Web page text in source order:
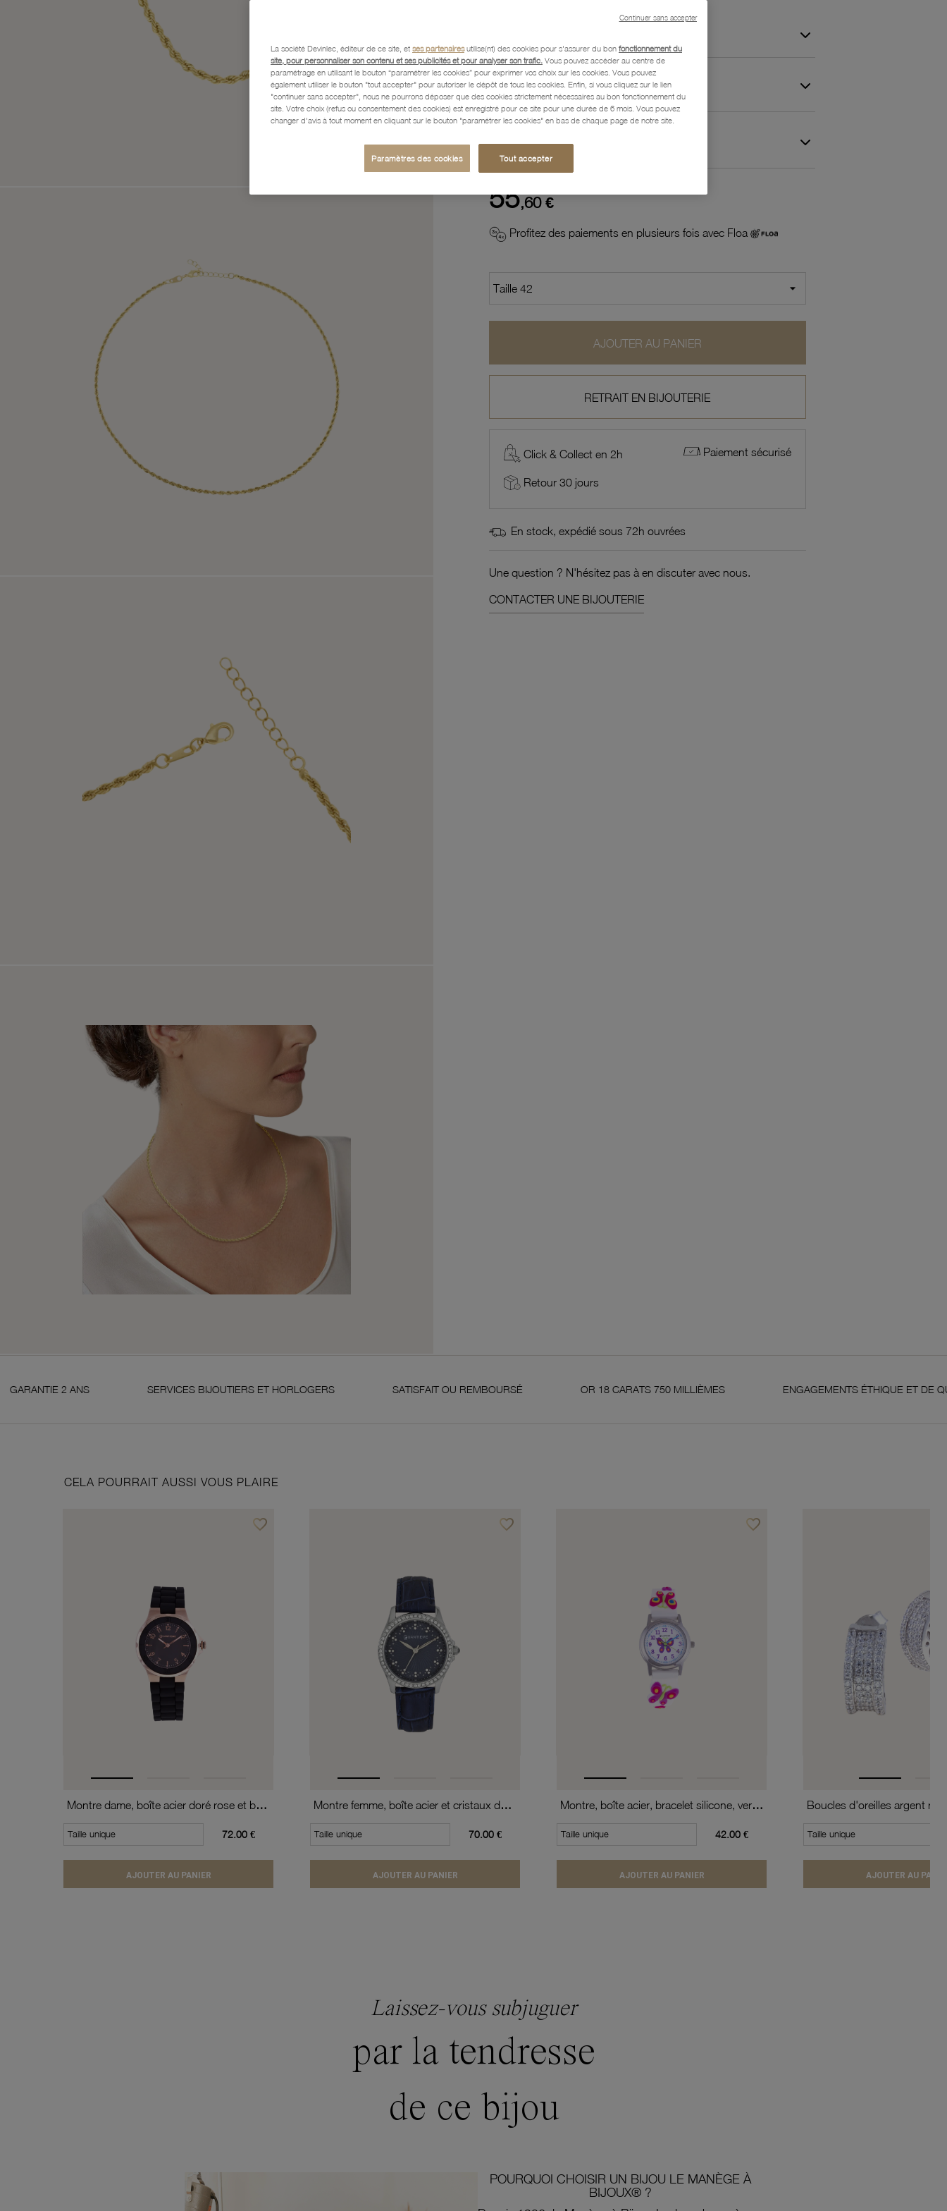
Caractéristiques détaillées
Paiement, Livraison, Retours et Garantie
55,60 €
Profitez des paiements en plusieurs fois avec Floa
AJOUTER AU PANIER
RETRAIT EN BIJOUTERIE
Click & Collect en 2h Paiement sécurisé
Retour 30 jours
En stock, expédié sous 72h ouvrées
Une question ? N'hésitez pas à en discuter avec nous.
CONTACTER UNE BIJOUTERIE
ANS SERVICES BIJOUTIERS ET HORLOGERS SATISFAIT OU REMBOURSÉ OR 18 CARATS 750 MILLIÈMES ENGAGEMENTS ÉTHIQUE ET DE QUALITÉ
CELA POURRAIT AUSSI VOUS PLAIRE
favorite_borderAjouter à vos favoris
Montre dame, boîte acier doré rose et bracelet silicone, verre minéral
Taille unique 72.00 €
AJOUTER AU PANIER
favorite_borderAjouter à vos favoris
Montre femme, boîte acier et cristaux de synthèse, bracelet en cuir de vache et verre minéral
Taille unique 70.00 €
AJOUTER AU PANIER
favorite_borderAjouter à vos favoris
Montre, boîte acier, bracelet silicone, verre minéral, kids
Taille unique 42.00 €
AJOUTER AU PANIER
Taille unique
AJOUTER AU
Laissez-vous subjuguer
par la tendresse
de ce bijou
POURQUOI CHOISIR UN BIJOU LE MANÈGE À
BIJOUX® ?
La société Devinlec, éditeur de ce site, et ses partenairesutilise(nt) des cookies pour s'assurer du bon fonctionnement du
site, pour personnaliser son contenu et ses publicités et pour analyser son trafic. Vous pouvez accéder au centre de
paramétrage en utilisant le bouton “paramétrer les cookies” pour exprimer vos choix sur les cookies. Vous pouvez
également utiliser le bouton "tout accepter" pour autoriser le dépôt de tous les cookies. Enfin, si vous cliquez sur le lien
"continuer sans accepter", nous ne pourrons déposer que des cookies strictement nécessaires au bon fonctionnement du
site. Votre choix (refus ou consentement des cookies) est enregistré pour ce site pour une durée de 6 mois. Vous pouvez
changer d'avis à tout moment en cliquant sur le bouton "paramétrer les cookies" en bas de chaque page de notre site.
Paramètres des cookies Tout accepter
Continuer sans accepter